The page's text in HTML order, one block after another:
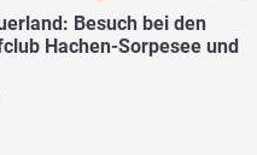
Besuch bei den
Hachen-Sorpesee und